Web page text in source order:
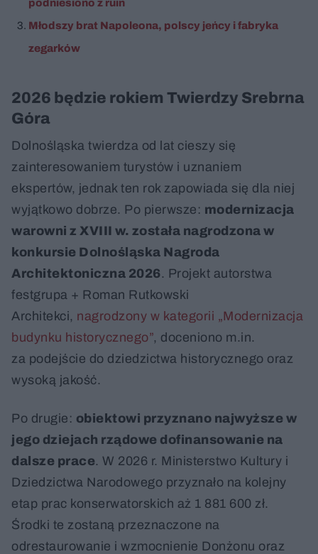
podniesiono z ruin
Młodszy brat Napoleona, polscy jeńcy i fabryka
zegarków
2026 będzie rokiem Twierdzy Srebrna
Góra
Dolnośląska twierdza od lat cieszy się
zainteresowaniem turystów i uznaniem
ekspertów, jednak ten rok zapowiada się dla niej
wyjątkowo dobrze. Po pierwsze: modernizacja
warowni z XVIII w. została nagrodzona w
konkursie Dolnośląska Nagroda
Architektoniczna 2026. Projekt autorstwa
festgrupa + Roman Rutkowski
Architekci, nagrodzony w kategorii „Modernizacja
budynku historycznego”, doceniono m.in.
za podejście do dziedzictwa historycznego oraz
wysoką jakość.
Po drugie: obiektowi przyznano najwyższe w
jego dziejach rządowe dofinansowanie na
dalsze prace. W 2026 r. Ministerstwo Kultury i
Dziedzictwa Narodowego przyznało na kolejny
etap prac konserwatorskich aż 1 881 600 zł.
Środki te zostaną przeznaczone na
odrestaurowanie i wzmocnienie Donżonu oraz